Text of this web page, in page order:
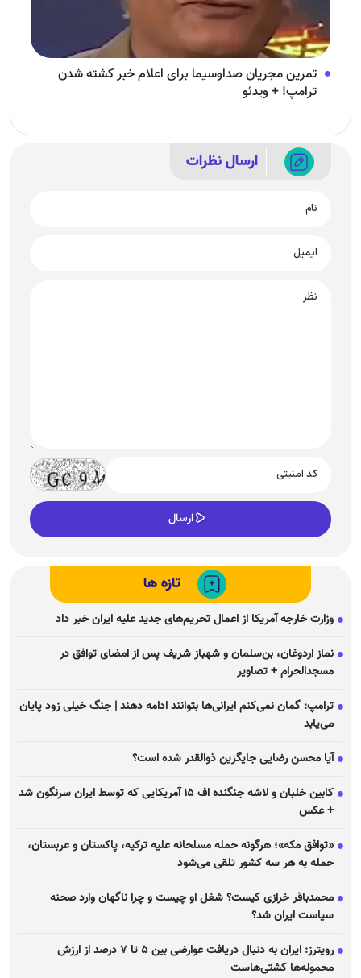
تمرین مجریان صداوسیما برای اعلام خبر کشته شدن
ترامپ! + ویدئو
ارسال نظرات
تازه ها
وزارت خارجه آمریکا از اعمال تحریم‌های جدید علیه ایران خبر داد
نماز اردوغان، بن‌سلمان و شهباز شریف پس از امضای توافق در
مسجدالحرام + تصاویر
ترامپ: گمان نمی‌کنم ایرانی‌ها بتوانند ادامه دهند | جنگ خیلی زود پایان
می‌یابد
آیا محسن رضایی جایگزین ذوالقدر شده است؟
کابین خلبان و لاشه جنگنده اف ۱۵ آمریکایی که توسط ایران سرنگون شد
+ عکس
«توافق مکه»؛ هرگونه حمله مسلحانه علیه ترکیه، پاکستان و عربستان،
حمله به هر سه کشور تلقی می‌شود
محمدباقر خرازی کیست؟ شغل او چیست و چرا ناگهان وارد صحنه
سیاست ایران شد؟
رویترز: ایران به دنبال دریافت عوارضی بین ۵ تا ۷ درصد از ارزش
محموله‌ها کشتی‌هاست